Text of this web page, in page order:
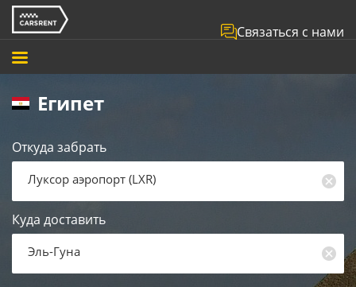
Связаться с нами
Египет
Откуда забрать
Луксор аэропорт (LXR)
Куда доставить
Эль-Гуна